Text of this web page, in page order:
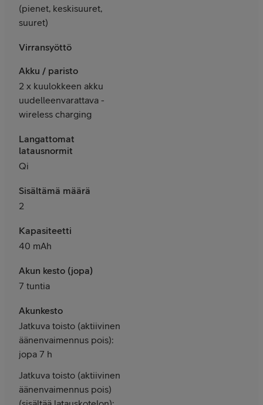
(pienet, keskisuuret,
suuret)
Virransyöttö
Akku / paristo
2 x kuulokkeen akku
uudelleenvarattava -
wireless charging
Langattomat
latausnormit
Qi
Sisältämä määrä
2
Kapasiteetti
40 mAh
Akun kesto (jopa)
7 tuntia
Akunkesto
Jatkuva toisto (aktiivinen
äänenvaimennus pois):
jopa 7 h
Jatkuva toisto (aktiivinen
äänenvaimennus pois)